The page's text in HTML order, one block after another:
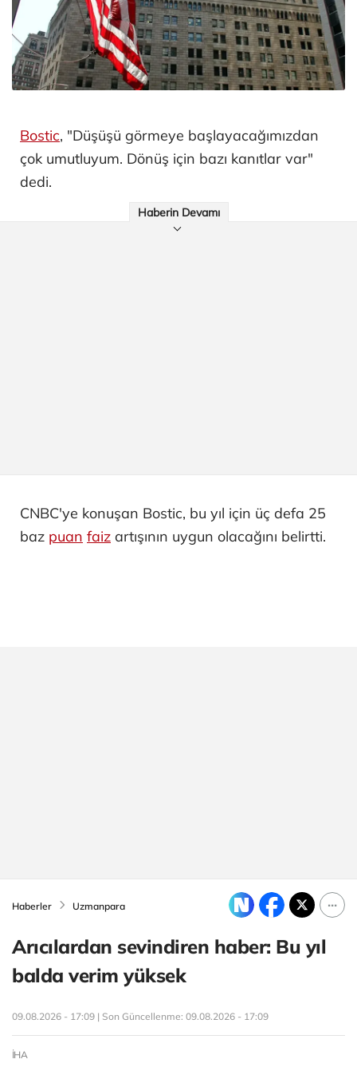
Bostic, "Düşüşü görmeye başlayacağımızdan
çok umutluyum. Dönüş için bazı kanıtlar var"
dedi.
Haberin Devamı
CNBC'ye konuşan Bostic, bu yıl için üç defa 25
baz puan faiz artışının uygun olacağını belirtti.
Haberler Uzmanpara
Arıcılardan sevindiren haber: Bu yıl
balda verim yüksek
09.08.2026 - 17:09 | Son Güncellenme: 09.08.2026 - 17:09
İHA